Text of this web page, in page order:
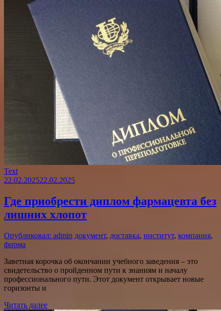
Text
22.02.202522.02.2025
Где приобрести диплом фармацевта без
лишних хлопот
Опубликовал: admin документ, доставка, институт, компания,
фирма
Заветная корочка об окончании учебного заведения – это
свидетельство о пройденном пути к знаниям и началу
профессионального пути. Этот документ открывает новые
горизонты и
Читать далее